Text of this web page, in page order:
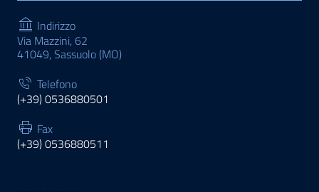
Indirizzo
Via Mazzini, 62
41049, Sassuolo (MO)
Telefono
(+39) 0536880501
Fax
(+39) 0536880511